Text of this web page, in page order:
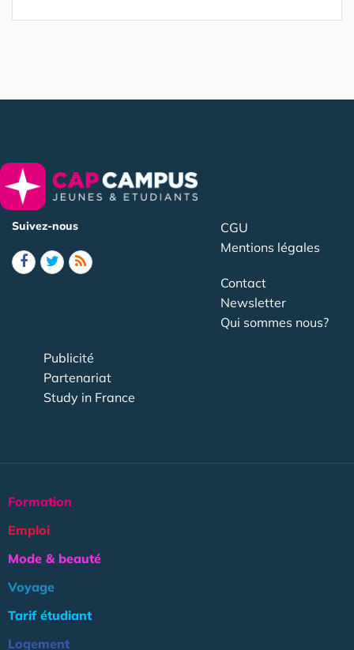
Suivez-nous
CGU
Mentions légales
Contact
Newsletter
Qui sommes nous?
Publicité
Partenariat
Study in France
Formation
Emploi
Mode & beauté
Voyage
Tarif étudiant
Logement